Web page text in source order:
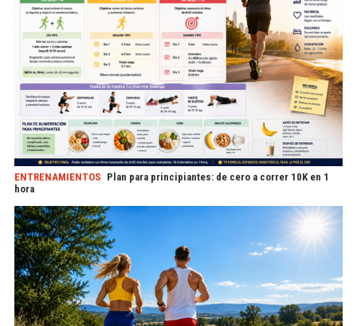
ENTRENAMIENTOS Plan para principiantes: de cero a correr 10K en 1
hora